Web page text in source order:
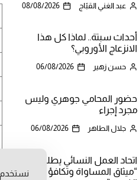
عبد الغني القبّاج 08/08/2026
أحداث سبتة.. لماذا كل هذا
الانزعاج الأوروبي؟
حسن زهير 06/08/2026
حضور المحامي جوهري وليس
مجرد إجراء
جلال الطاهر 06/08/2026
اتحاد العمل النسائي يطلق
“ميثاق المساواة وتكافؤ